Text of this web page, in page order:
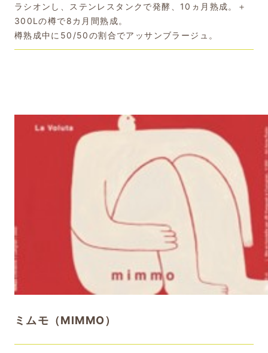
ラシオンし、ステンレスタンクで発酵、10ヵ月熟成。＋
300Lの樽で8カ月間熟成。
樽熟成中に50/50の割合でアッサンブラージュ。
ミムモ（MIMMO）